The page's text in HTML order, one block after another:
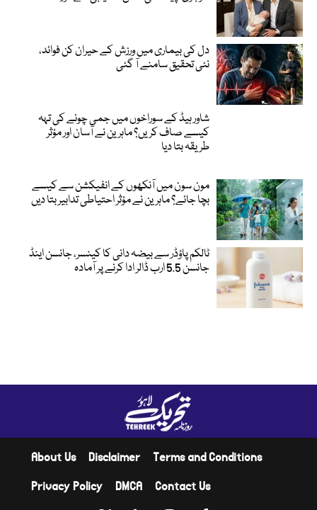
دل کی بیماری میں ورزش کے حیران کن فوائد،
نئی تحقیق سامنے آ گئی
شاور ہیڈ کے سوراخوں میں جمی چونے کی تہہ
کیسے صاف کریں؟ ماہرین نے آسان اور مؤثر
طریقہ بتا دیا
مون سون میں آنکھوں کے انفیکشن سے کیسے
بچا جائے؟ ماہرین نے مؤثر احتیاطی تدابیر بتا دیں
ٹالکم پاؤڈر سے بیضہ دانی کا کینسر، جانسن اینڈ
جانسن 5.5 ارب ڈالر ادا کرنے پر آمادہ
About Us Disclaimer
Terms and Conditions
Privacy Policy
DMCA Contact Us